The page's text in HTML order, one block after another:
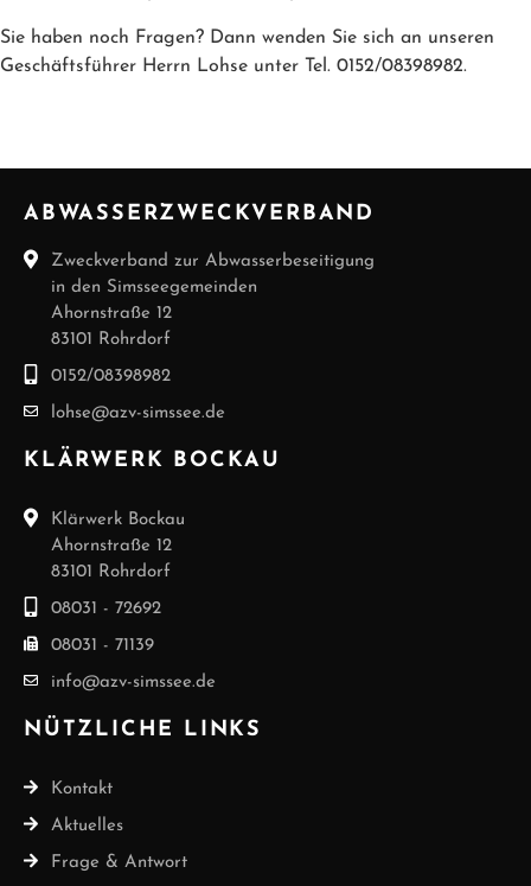
Sie haben noch Fragen? Dann wenden Sie sich an unseren
Geschäftsführer Herrn Lohse unter Tel. 0152/08398982.
ABWASSERZWECKVERBAND
Zweckverband zur Abwasserbeseitigung
in den Simsseegemeinden
Ahornstraße 12
83101 Rohrdorf
0152/08398982
lohse@azv-simssee.de
KLÄRWERK BOCKAU
Klärwerk Bockau
Ahornstraße 12
83101 Rohrdorf
08031 - 72692
08031 - 71139
info@azv-simssee.de
NÜTZLICHE LINKS
Kontakt
Aktuelles
Frage & Antwort